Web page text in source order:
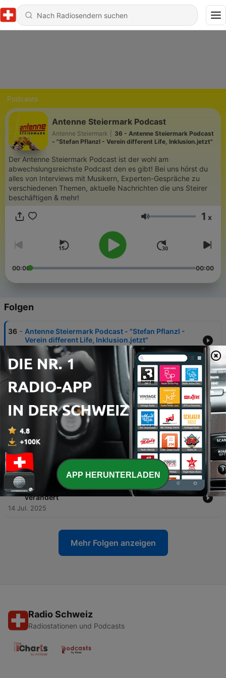
Podcasts
Antenne Steiermark Podcast
Antenne Steiermark
36 - Antenne Steiermark Podcast
- "Stefan Pflanzl - Verein different Life, Inklusion.jetzt"
Der Antenne Steiermark Podcast ist der wohl am
abwechslungsreichste Podcast den es gibt! Bei uns hörst du
alles von Interviews mit Musikern, Experten-Gespräche zu
verschiedenen Themen, aktuelle Nachrichten die uns Steirer
beschäftigen & mehr!
Lautstärke 1 x
00:00 00:00
Folgen
36 - Antenne Steiermark Podcast - "Stefan Pflanzl -
Verein different Life, Inklusion.jetzt"
07 Jul. 2026
35 - Antenne Steiermark Podcast - "Renate Hofer
überlebt versuchten Femizid"
21 Mai 2026
34 -
Antenne Steiermark Podcast - "Kopfweh
Österreich"
29 Sep. 2025
Benedikt Mitmannsgruber - Er lacht dem Hate ins
Gesicht
15 Jul. 2025
32 - Zwischen Beat und Byte – Wie KI die Musik
verändert
14 Jul. 2025
Mehr Folgen anzeigen
Radio Schweiz
Radiostationen und Podcasts
APP HERUNTERLADEN